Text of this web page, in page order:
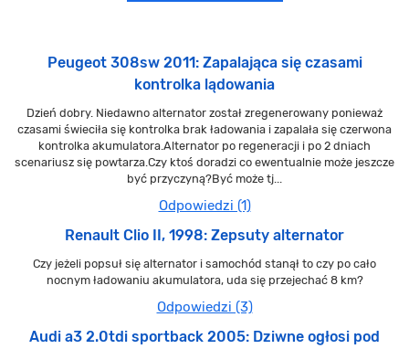
Peugeot 308sw 2011: Zapalająca się czasami
kontrolka lądowania
Dzień dobry. Niedawno alternator został zregenerowany ponieważ
czasami świeciła się kontrolka brak ładowania i zapalała się czerwona
kontrolka akumulatora.Alternator po regeneracji i po 2 dniach
scenariusz się powtarza.Czy ktoś doradzi co ewentualnie może jeszcze
być przyczyną?Być może tj...
Odpowiedzi (1)
Renault Clio II, 1998: Zepsuty alternator
Czy jeżeli popsuł się alternator i samochód stanął to czy po cało
nocnym ładowaniu akumulatora, uda się przejechać 8 km?
Odpowiedzi (3)
Audi a3 2.0tdi sportback 2005: Dziwne ogłosi pod